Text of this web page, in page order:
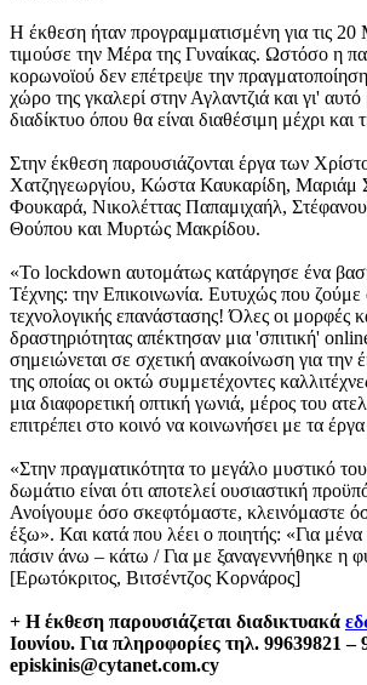
Η έκθεση ήταν προγραμματισμένη για τις 20
τιμούσε την Μέρα της Γυναίκας. Ωστόσο η
κορωνοϊού δεν επέτρεψε την
χώρο της γκαλερί στην Αγλαντζιά και γι'
διαδίκτυο όπου θα είναι διαθέσιμη μέχρι και
Στην έκθεση παρουσιάζονται έργα των
Χατζηγεωργίου, Κώστα Καυκαρίδη, Μαριάμ
Φουκαρά, Νικολέττας Παπαμιχαήλ,
Θούπου και Μυρτώς Μακρίδου.
«To lockdown αυτομάτως κατάργησε ένα
Τέχνης: την Επικοινωνία. Ευτυχώς που ζούμε
τεχνολογικής επανάστασης! Όλες οι μορφές
δραστηριότητας απέκτησαν μια 'σπιτική'
σημειώνεται σε σχετική ανακοίνωση για την
της οποίας οι οκτώ συμμετέχοντες
μια διαφορετική οπτική γωνιά, μέρος του
επιτρέπει στο κοινό να κοινωνήσει με τα
«Στην πραγματικότητα το μεγάλο μυστικό
δωμάτιο είναι ότι αποτελεί ουσιαστική
Ανοίγουμε όσο σκεφτόμαστε, κλεινόμαστε
έξω». Και κατά που λέει ο ποιητής: «Για
πάσιν άνω – κάτω / Για με ξαναγεννήθηκε η
[Ερωτόκριτος, Βιτσέντζος Κορνάρος]
+ Η έκθεση παρουσιάζεται διαδικτυακά
Ιουνίου. Για πληροφορίες τηλ. 99639821 –
episkinis@cytanet.com.cy